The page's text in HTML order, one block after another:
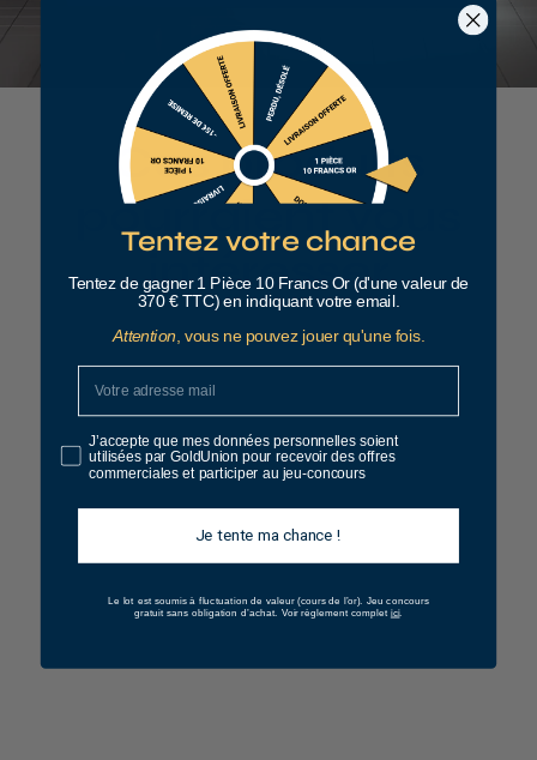
Ces produits
pourraient vous
intéresser
Pièce 20 Francs
Napoléon
6
Tentez votre chance
Tentez de gagner 1 Pièce 10 Francs Or (d'une valeur de
370 € TTC) en indiquant votre email.
Attention , vous ne pouvez jouer qu'une fois.
J’accepte que mes données personnelles soient
utilisées par GoldUnion pour recevoir des offres
commerciales et participer au jeu-concours
Je tente ma chance !
Le lot est soumis à fluctuation de valeur (cours de l’or). Jeu concours
gratuit sans obligation d’achat. Voir règlement complet ici.